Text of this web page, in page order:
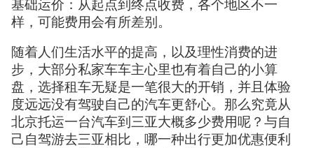
基础运价：从起点到终点收费，各个地区不一
样，可能费用会有所差别。
随着人们生活水平的提高，以及理性消费的进
步，大部分私家车车主心里也有着自己的小算
盘，选择租车无疑是一笔很大的开销，并且体验
度远远没有驾驶自己的汽车更舒心。那么究竟从
北京托运一台汽车到三亚大概多少费用呢？与自
己自驾游去三亚相比，哪一种出行更加优惠便利